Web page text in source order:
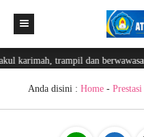
Beranda
Berita
Editorial
trampil dan berwawasan luas
Anda disini : Home - Prestasi